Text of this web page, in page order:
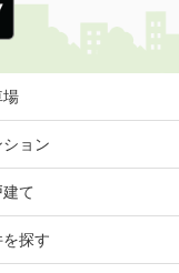
場
ョン
て
探す